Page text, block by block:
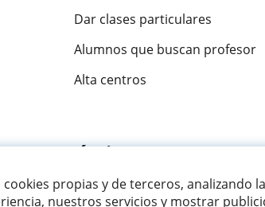
cookies propias y de terceros, analizando
nuestros servicios y mostrar
Dar clases particulares
Alumnos que buscan profesor
Alta centros
Fantástica 9,5/10